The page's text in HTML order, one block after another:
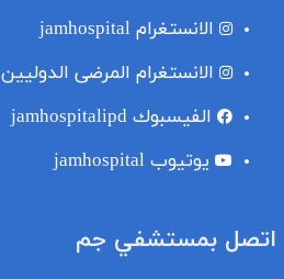
الانستغرام jamhospital
الانستغرام المرضى الدوليين
الفيسبوك jamhospitalipd
یوتیوب jamhospital
اتصل بمستشفي جم